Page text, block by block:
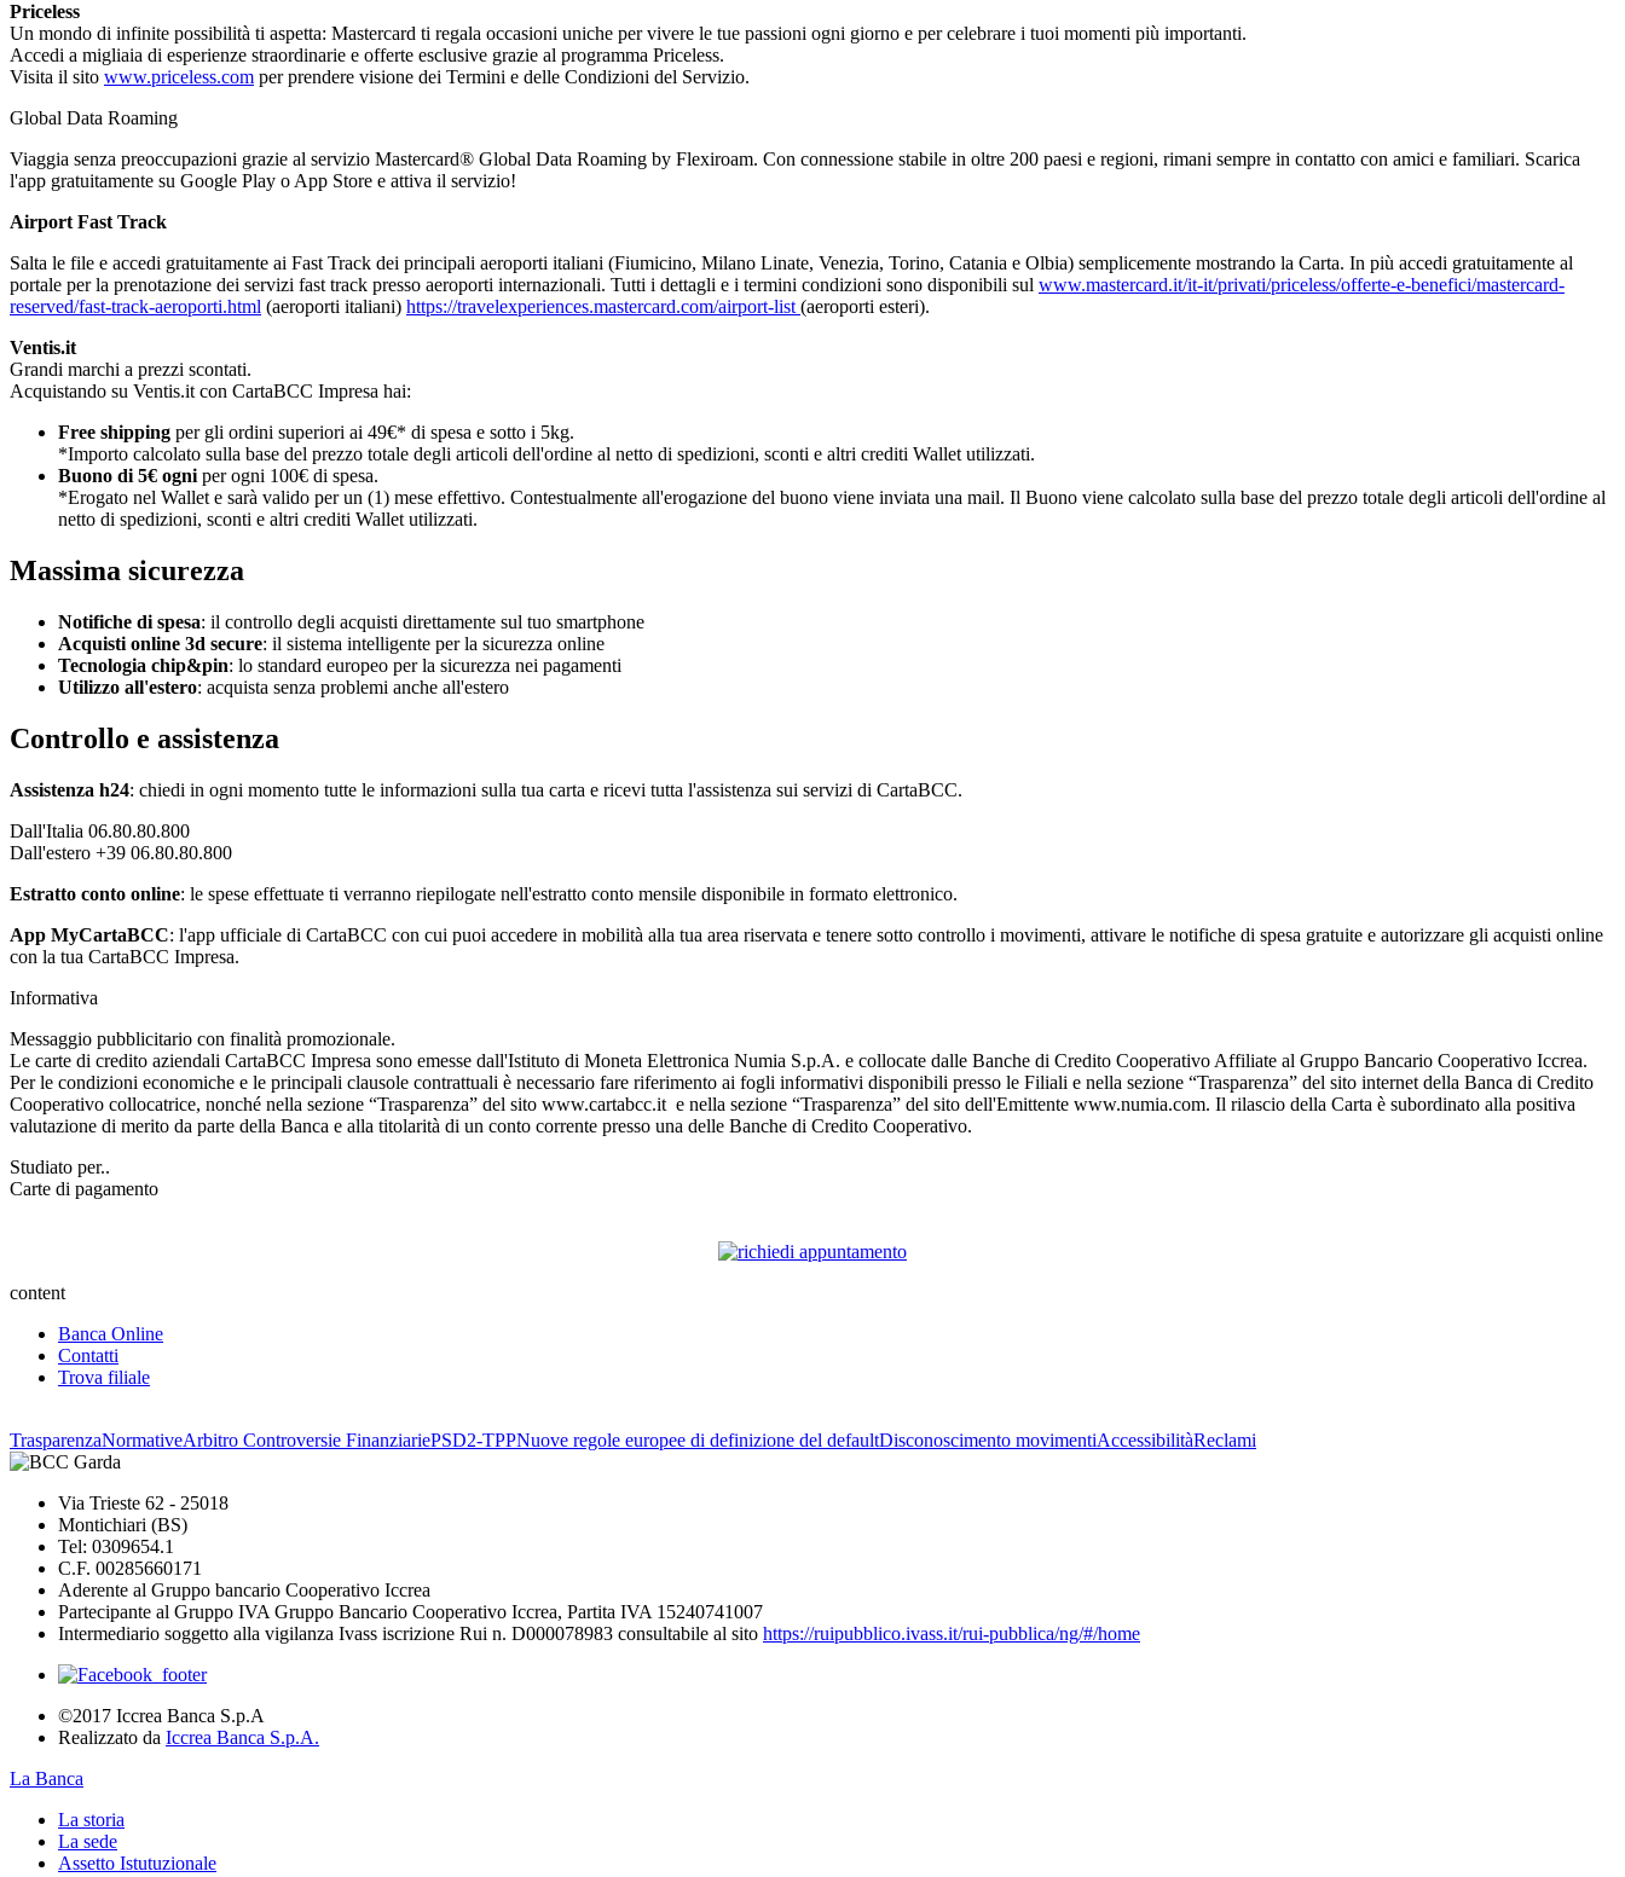
Priceless
Un mondo di infinite possibilità ti aspetta: Mastercard ti regala occasioni uniche per vivere le tue passioni ogni giorno e per celebrare i tuoi momenti più importanti.
Accedi a migliaia di esperienze straordinarie e offerte esclusive grazie al programma Priceless.
Visita il sito www.priceless.com per prendere visione dei Termini e delle Condizioni del Servizio.
Global Data Roaming
Viaggia senza preoccupazioni grazie al servizio Mastercard® Global Data Roaming by Flexiroam. Con connessione stabile in oltre 200 paesi e regioni, rimani sempre in contatto con amici e familiari. Scarica
l'app gratuitamente su Google Play o App Store e attiva il servizio!
Airport Fast Track
Salta le file e accedi gratuitamente ai Fast Track dei principali aeroporti italiani (Fiumicino, Milano Linate, Venezia, Torino, Catania e Olbia) semplicemente mostrando la Carta. In più accedi gratuitamente al
portale per la prenotazione dei servizi fast track presso aeroporti internazionali. Tutti i dettagli e i termini condizioni sono disponibili sul www.mastercard.it/it-it/privati/priceless/offerte-e-benefici/mastercard-
reserved/fast-track-aeroporti.html (aeroporti italiani) https://travelexperiences.mastercard.com/airport-list(aeroporti esteri).
Ventis.it
Grandi marchi a prezzi scontati.
Acquistando su Ventis.it con CartaBCC Impresa hai:
Free shipping per gli ordini superiori ai 49€* di spesa e sotto i 5kg.
*Importo calcolato sulla base del prezzo totale degli articoli dell'ordine al netto di spedizioni, sconti e altri crediti Wallet utilizzati.
Buono di 5€ ogniper ogni 100€ di spesa.
*Erogato nel Wallet e sarà valido per un (1) mese effettivo. Contestualmente all'erogazione del buono viene inviata una mail. Il Buono viene calcolato sulla base del prezzo totale degli articoli dell'ordine al
netto di spedizioni, sconti e altri crediti Wallet utilizzati.
Massima sicurezza
Notifiche di spesa: il controllo degli acquisti direttamente sul tuo smartphone
Acquisti online 3d secure: il sistema intelligente per la sicurezza online
Tecnologia chip&pin: lo standard europeo per la sicurezza nei pagamenti
Utilizzo all'estero: acquista senza problemi anche all'estero
Controllo e assistenza
Assistenza h24: chiedi in ogni momento tutte le informazioni sulla tua carta e ricevi tutta l'assistenza sui servizi di CartaBCC.
Dall'Italia 06.80.80.800
Dall'estero +39 06.80.80.800
Estratto conto online: le spese effettuate ti verranno riepilogate nell'estratto conto mensile disponibile in formato elettronico.
App MyCartaBCC: l'app ufficiale di CartaBCC con cui puoi accedere in mobilità alla tua area riservata e tenere sotto controllo i movimenti, attivare le notifiche di spesa gratuite e autorizzare gli acquisti online
con la tua CartaBCC Impresa.
Informativa
Messaggio pubblicitario con finalità promozionale.
Le carte di credito aziendali CartaBCC Impresa sono emesse dall'Istituto di Moneta Elettronica Numia S.p.A. e collocate dalle Banche di Credito Cooperativo Affiliate al Gruppo Bancario Cooperativo Iccrea.
Per le condizioni economiche e le principali clausole contrattuali è necessario fare riferimento ai fogli informativi disponibili presso le Filiali e nella sezione “Trasparenza” del sito internet della Banca di Credito
Cooperativo collocatrice, nonché nella sezione “Trasparenza” del sito www.cartabcc.it e nella sezione “Trasparenza” del sito dell'Emittente www.numia.com. Il rilascio della Carta è subordinato alla positiva
valutazione di merito da parte della Banca e alla titolarità di un conto corrente presso una delle Banche di Credito Cooperativo.
Studiato per..
Carte di pagamento
content
Banca Online
Contatti
Trova filiale
TrasparenzaNormativeArbitro Controversie FinanziariePSD2-TPPNuove regole europee di definizione del defaultDisconoscimento movimentiAccessibilitàReclami
Via Trieste 62 - 25018
Montichiari (BS)
Tel: 0309654.1
C.F. 00285660171
Aderente al Gruppo bancario Cooperativo Iccrea
Partecipante al Gruppo IVA Gruppo Bancario Cooperativo Iccrea, Partita IVA 15240741007
Intermediario soggetto alla vigilanza Ivass iscrizione Rui n. D000078983 consultabile al sito https://ruipubblico.ivass.it/rui-pubblica/ng/#/home
©2017 Iccrea Banca S.p.A
Realizzato da Iccrea Banca S.p.A.
La Banca
La storia
La sede
Assetto Istutuzionale